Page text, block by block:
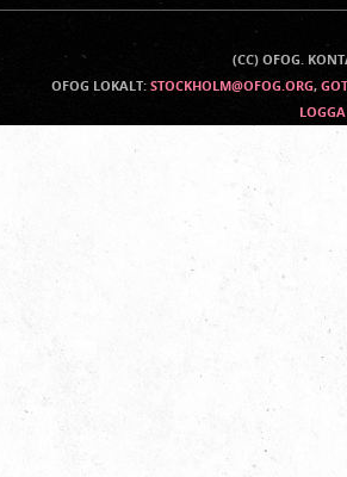
(CC) OFOG.
OFOG LOKALT: STOCKHOLM@OFOG.ORG,